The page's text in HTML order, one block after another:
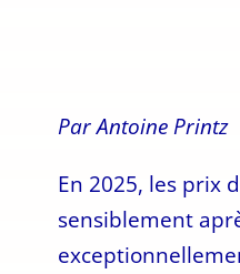
Par Antoine Printz
En 2025, les prix
sensiblement